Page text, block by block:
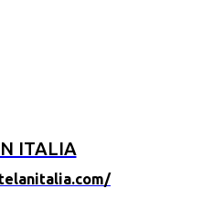
ITALIA